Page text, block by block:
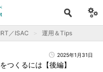
／ISAC 運用＆Tips
2025年1月31日
つくるには【後編】